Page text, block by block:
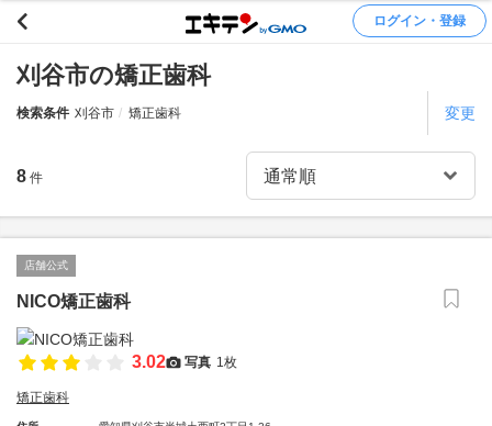
ログイン・登録
刈谷市の矯正歯科
検索条件 刈谷市 矯正歯科 変更
8 件
店舗公式
NICO矯正歯科
3.02 写真 1枚
矯正歯科